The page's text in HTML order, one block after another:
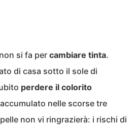
si fa per cambiare tinta.
di casa sotto il sole di
perdere il colorito
nelle scorse tre
non vi ringrazierà: i rischi di